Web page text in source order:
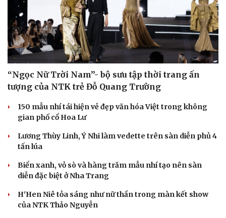
“Ngọc Nữ Trời Nam”- bộ sưu tập thời trang ấn
tượng của NTK trẻ Đỗ Quang Trường
150 mẫu nhí tái hiện vẻ đẹp văn hóa Việt trong không
gian phố cổ Hoa Lư
Lương Thùy Linh, Ý Nhi làm vedette trên sàn diễn phủ 4
tấn lúa
Biển xanh, vỏ sò và hàng trăm mẫu nhí tạo nên sàn
diễn đặc biệt ở Nha Trang
H'Hen Niê tỏa sáng như nữ thần trong màn kết show
của NTK Thảo Nguyễn